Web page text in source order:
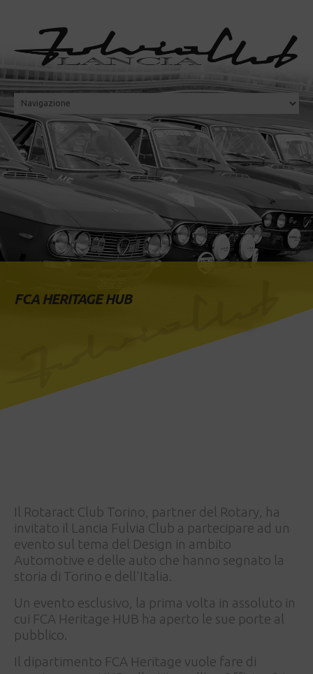
FCA HERITAGE HUB
Il Rotaract Club Torino, partner del Rotary, ha
invitato il Lancia Fulvia Club a partecipare ad un
evento sul tema del Design in ambito
Automotive e delle auto che hanno segnato la
storia di Torino e dell'Italia.
Un evento esclusivo, la prima volta in assoluto in
cui FCA Heritage HUB ha aperto le sue porte al
pubblico.
Il dipartimento FCA Heritage vuole fare di